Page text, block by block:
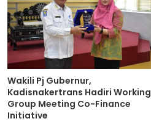
Wakili Pj Gubernur,
Kadisnakertrans Hadiri Working
Group Meeting Co-Finance
Initiative